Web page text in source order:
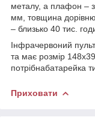
металу, а плафон –
мм, товщина
– близько 40 тис.
Інфрачервоний
та має розмір
потрібнабатарейка
Приховати